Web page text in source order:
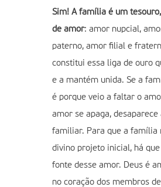
Sim! A família é um
de amor: amor nupcial,
paterno, amor filial e
constitui essa liga de ouro
e a mantém unida. Se a
é porque veio a faltar o
amor se apaga, desaparece
familiar. Para que a família
divino projeto inicial, há
fonte desse amor. Deus é
no coração dos membros